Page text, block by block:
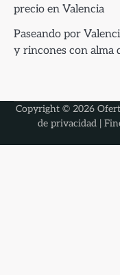
precio en Valencia
Paseando por
y rincones con alma
Copyright © 2026
de privacidad|